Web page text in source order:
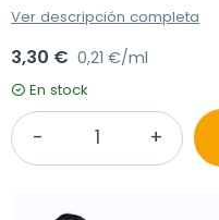
Ver descripción completa
3,30 € 0,21 €/ml
En stock